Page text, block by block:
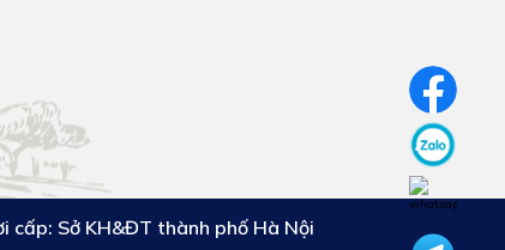
Sở KH&ĐT thành phố Hà Nội